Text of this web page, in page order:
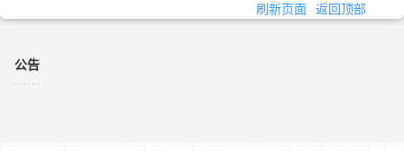
刷新页面 返回顶部
公告